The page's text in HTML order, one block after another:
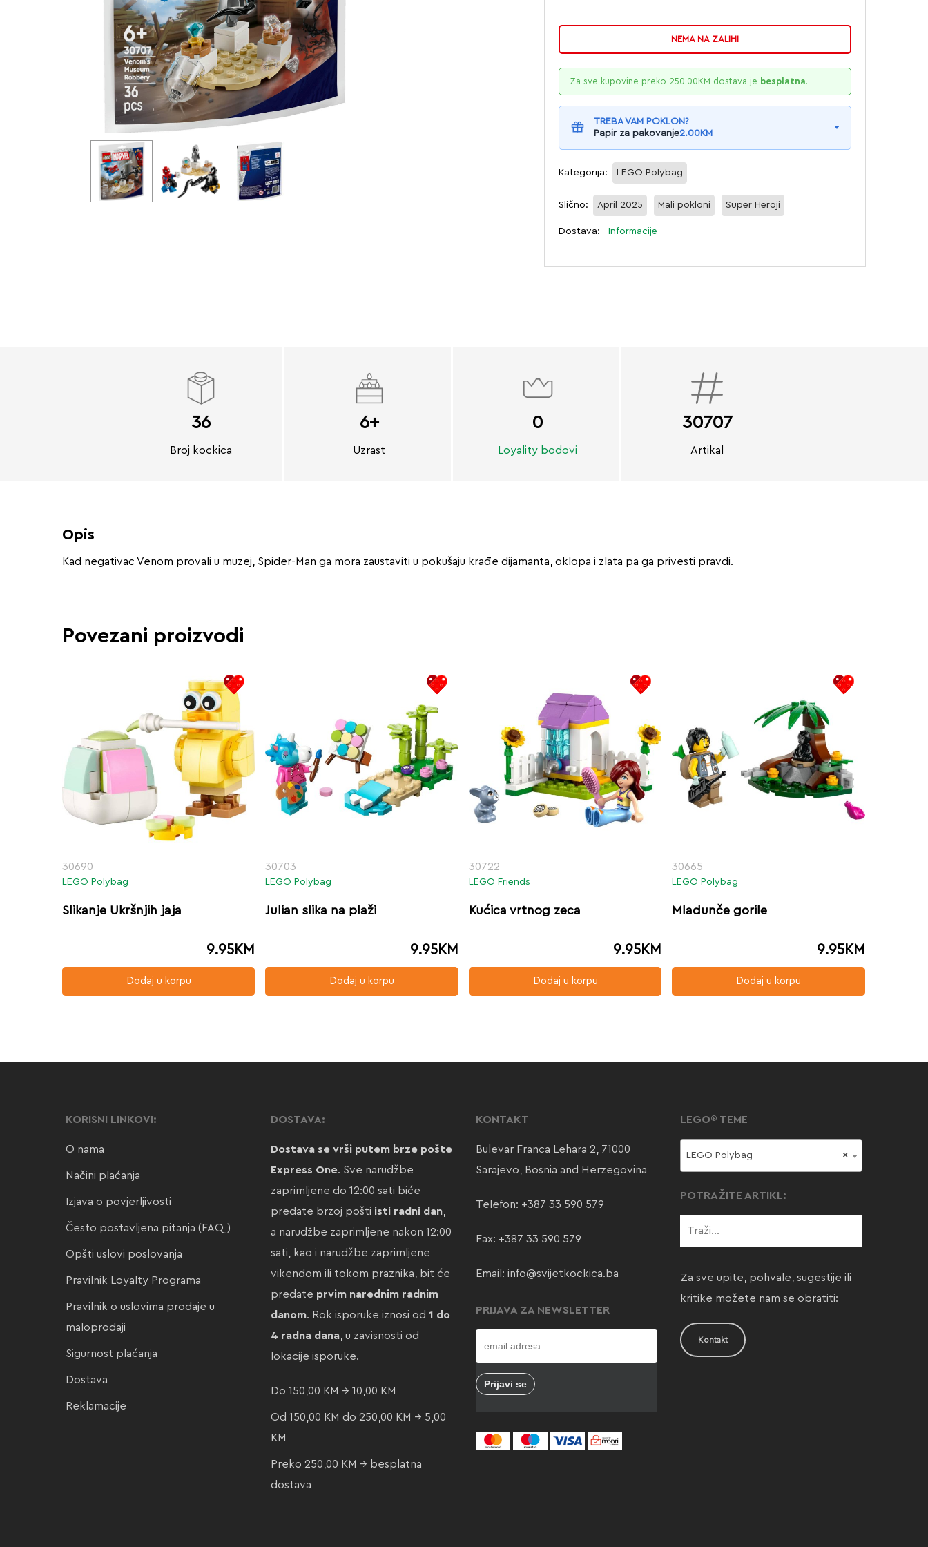
NEMA NA ZALIHI
Za sve kupovine preko 250.00KM dostava je besplatna.
TREBA VAM POKLON?
Papir za pakovanje2.00KM
Kategorija: LEGO Polybag
Slično: April 2025 Mali pokloni Super Heroji
Dostava: Informacije
36
Broj kockica
6+
Uzrast
0
Loyality bodovi
30707
Artikal
Opis
Kad negativac Venom provali u muzej, Spider-Man ga mora zaustaviti u pokušaju krađe dijamanta, oklopa i zlata pa ga privesti pravdi.
Povezani proizvodi
30690
LEGO Polybag
Slikanje Ukršnjih jaja
9.95KM
Dodaj u korpu
30703
LEGO Polybag
Julian slika na plaži
9.95KM
Dodaj u korpu
30722
LEGO Friends
Kućica vrtnog zeca
9.95KM
Dodaj u korpu
30665
LEGO Polybag
Mladunče gorile
9.95KM
Dodaj u korpu
KORISNI LINKOVI:
O nama
Načini plaćanja
Izjava o povjerljivosti
Često postavljena pitanja (FAQ)
Opšti uslovi poslovanja
Pravilnik Loyalty Programa
Pravilnik o uslovima prodaje u
maloprodaji
Sigurnost plaćanja
Dostava
Reklamacije
DOSTAVA:
Dostava se vrši putem brze pošte
Express One. Sve narudžbe
zaprimljene do 12:00 sati biće
predate brzoj pošti isti radni dan,
a narudžbe zaprimljene nakon 12:00
sati, kao i narudžbe zaprimljene
vikendom ili tokom praznika, bit će
predate prvim narednim radnim
danom. Rok isporuke iznosi od 1 do
4 radna dana, u zavisnosti od
lokacije isporuke.
Do 150,00 KM → 10,00 KM
Od 150,00 KM do 250,00 KM → 5,00
KM
Preko 250,00 KM → besplatna
dostava
KONTAKT
Bulevar Franca Lehara 2, 71000
Sarajevo, Bosnia and Herzegovina
Telefon: +387 33 590 579
Fax: +387 33 590 579
Email: info@svijetkockica.ba
PRIJAVA ZA NEWSLETTER
LEGO® TEME
×
LEGO Polybag
POTRAŽITE ARTIKL:
Za sve upite, pohvale, sugestije ili
kritike možete nam se obratiti:
Kontakt